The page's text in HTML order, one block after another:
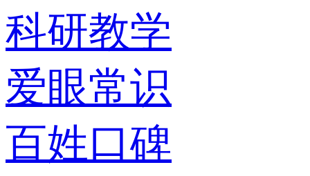
科研教学
爱眼常识
百姓口碑